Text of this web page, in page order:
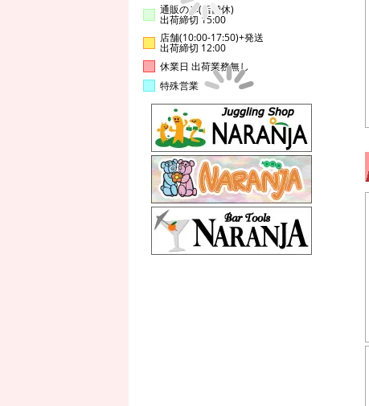
通販のみ(店舗休)
出荷締切 15:00
店舗(10:00-17:50)+発送
出荷締切 12:00
休業日 出荷業務無し
特殊営業